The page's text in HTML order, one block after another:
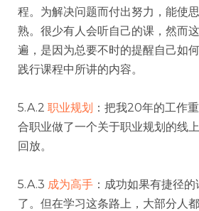
程。为解决问题而付出努力，能使
熟。很少有人会听自己的课，然而
遍，是因为总要不时的提醒自己如
践行课程中所讲的内容。
5.A.2 职业规划 ：把我20年的工作
合职业做了一个关于职业规划的线
回放。
5.A.3 成为高手 ：成功如果有捷径
了。但在学习这条路上，大部分人